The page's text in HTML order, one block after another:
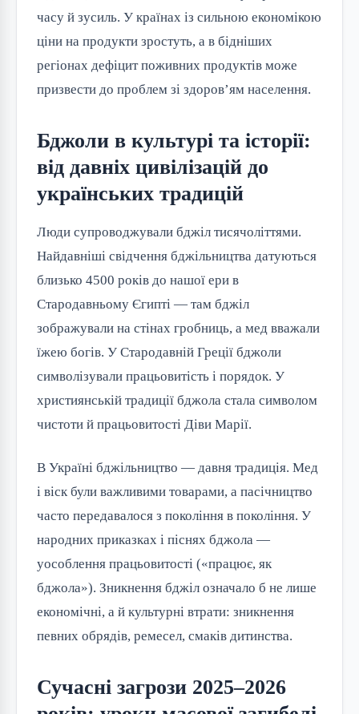
часу й зусиль. У країнах із сильною економікою
ціни на продукти зростуть, а в бідніших
регіонах дефіцит поживних продуктів може
призвести до проблем зі здоров’ям населення.
Бджоли в культурі та історії:
від давніх цивілізацій до
українських традицій
Люди супроводжували бджіл тисячоліттями.
Найдавніші свідчення бджільництва датуються
близько 4500 років до нашої ери в
Стародавньому Єгипті — там бджіл
зображували на стінах гробниць, а мед вважали
їжею богів. У Стародавній Греції бджоли
символізували працьовитість і порядок. У
християнській традиції бджола стала символом
чистоти й працьовитості Діви Марії.
В Україні бджільництво — давня традиція. Мед
і віск були важливими товарами, а пасічництво
часто передавалося з покоління в покоління. У
народних приказках і піснях бджола —
уособлення працьовитості («працює, як
бджола»). Зникнення бджіл означало б не лише
економічні, а й культурні втрати: зникнення
певних обрядів, ремесел, смаків дитинства.
Сучасні загрози 2025–2026